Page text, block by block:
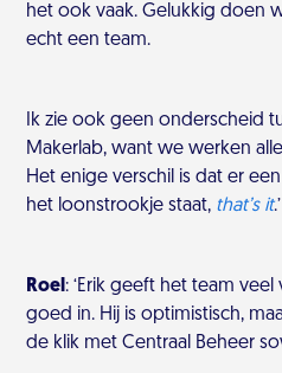
het ook vaak. Gelukkig doen
echt een team.
Ik zie ook geen onderscheid
Makerlab, want we werken
Het enige verschil is dat er
het loonstrookje staat, that’s it.’
Roel : ‘Erik geeft het team
goed in. Hij is optimistisch,
de klik met Centraal Beheer